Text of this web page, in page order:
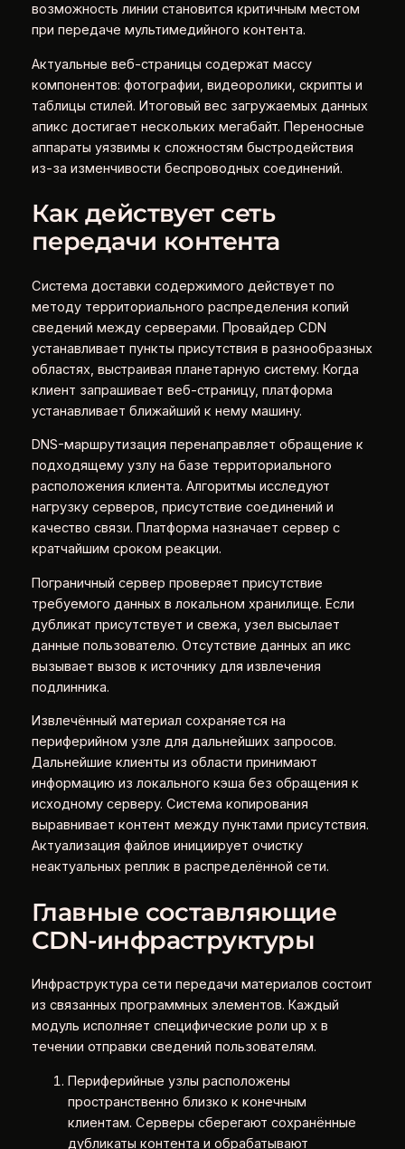
возможность линии становится критичным местом
при передаче мультимедийного контента.
Актуальные веб-страницы содержат массу
компонентов: фотографии, видеоролики, скрипты и
таблицы стилей. Итоговый вес загружаемых данных
апикс достигает нескольких мегабайт. Переносные
аппараты уязвимы к сложностям быстродействия
из-за изменчивости беспроводных соединений.
Как действует сеть
передачи контента
Система доставки содержимого действует по
методу территориального распределения копий
сведений между серверами. Провайдер CDN
устанавливает пункты присутствия в разнообразных
областях, выстраивая планетарную систему. Когда
клиент запрашивает веб-страницу, платформа
устанавливает ближайший к нему машину.
DNS-маршрутизация перенаправляет обращение к
подходящему узлу на базе территориального
расположения клиента. Алгоритмы исследуют
нагрузку серверов, присутствие соединений и
качество связи. Платформа назначает сервер с
кратчайшим сроком реакции.
Пограничный сервер проверяет присутствие
требуемого данных в локальном хранилище. Если
дубликат присутствует и свежа, узел высылает
данные пользователю. Отсутствие данных ап икс
вызывает вызов к источнику для извлечения
подлинника.
Извлечённый материал сохраняется на
периферийном узле для дальнейших запросов.
Дальнейшие клиенты из области принимают
информацию из локального кэша без обращения к
исходному серверу. Система копирования
выравнивает контент между пунктами присутствия.
Актуализация файлов инициирует очистку
неактуальных реплик в распределённой сети.
Главные составляющие
CDN-инфраструктуры
Инфраструктура сети передачи материалов состоит
из связанных программных элементов. Каждый
модуль исполняет специфические роли up x в
течении отправки сведений пользователям.
Периферийные узлы расположены
пространственно близко к конечным
клиентам. Серверы сберегают сохранённые
дубликаты контента и обрабатывают